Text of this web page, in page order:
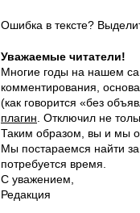
Ошибка в тексте?
Уважаемые читатели!
Многие годы на нашем
комментирования,
(как говорится «без
плагин . Отключил не
Таким образом, вы и мы
Мы постараемся найти
потребуется время.
С уважением,
Редакция